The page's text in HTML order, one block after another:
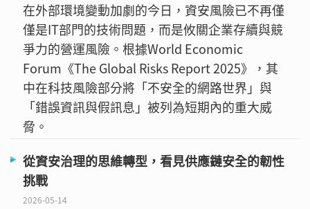
在外部環境變動加劇的今日，資安風險已不再僅
僅是IT部門的技術問題，而是攸關企業存續與競
爭力的營運風險。根據World Economic
Forum《The Global Risks Report 2025》，其
中在科技風險部分將「不安全的網路世界」與
「錯誤資訊與假訊息」被列為短期內的重大威
脅。
從資安治理的思維轉型，看見供應鏈安全的韌性
挑戰
2026-05-14